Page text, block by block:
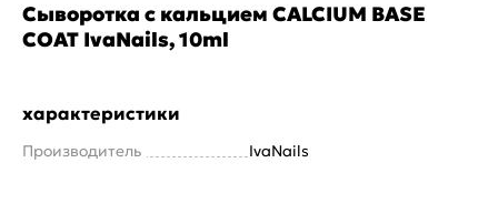
Сыворотка с кальцием CALCIUM BASE
COAT IvaNails, 10ml
характеристики
Производитель IvaNails